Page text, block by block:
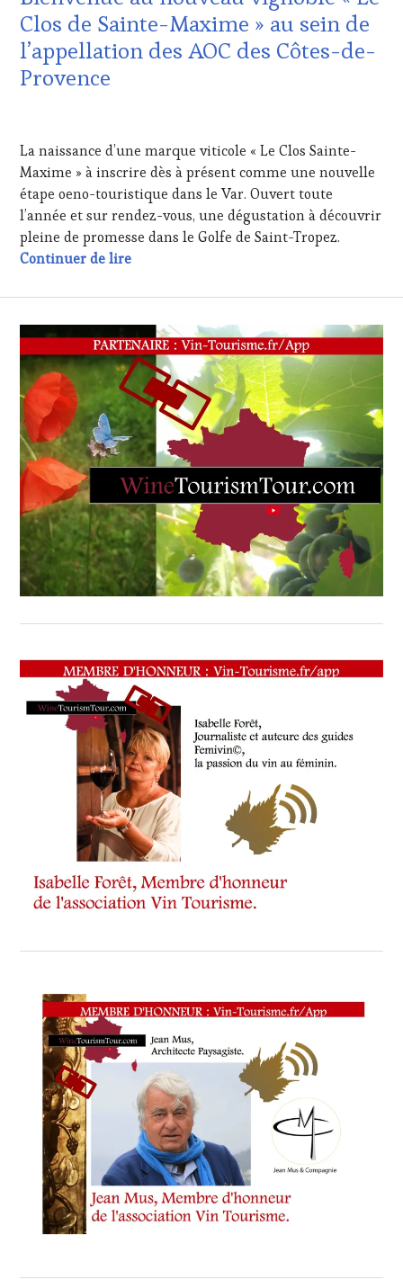
TASTING
VOUCHER,
WINE
TOURISM
FAME,
WINETASTINGVOUCHER.COM
LA
HAUTE
GASTRONOMIE
FRANÇAISE
MÉDIAS,
TV,
WEB,
OENOTOURISME,
PARTENAIRES
VIN
TOURISME
PRODUCTEURS
RESTAURATEUR,
CUISINIER,
ŒNOLOGUE,
SOMMELIER
VIGNOBLES
WINE
TASTING
VOUCHER
WINE
TOURISM
FAME,
WINE
TOURISM
TOUR,
WINETASTINGVOUCHER.COM
Clos de Sainte-Maxime » au sein de
l’appellation des AOC des Côtes-de-
Provence
2020
La naissance d’une marque viticole « Le Clos Sainte-
Maxime » à inscrire dès à présent comme une nouvelle
étape oeno-touristique dans le Var. Ouvert toute
l’année et sur rendez-vous, une dégustation à découvrir
pleine de promesse dans le Golfe de Saint-Tropez.
Continuer de lireBienvenue au nouveau vignoble « Le